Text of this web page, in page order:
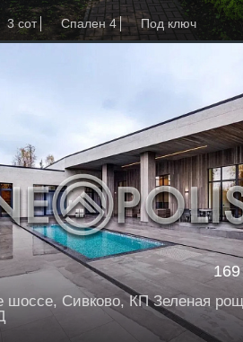
3 сот Спален 4 Под ключ
шоссе, Сивково, КП Зеленая